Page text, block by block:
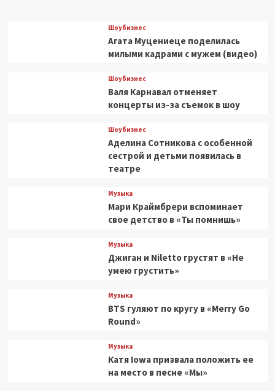
Шоубизнес
Агата Муцениеце поделилась
милыми кадрами с мужем (видео)
Шоубизнес
Валя Карнавал отменяет
концерты из-за съемок в шоу
Шоубизнес
Аделина Сотникова с особенной
сестрой и детьми появилась в
театре
Музыка
Мари Краймбрери вспоминает
свое детство в «Ты помнишь»
Музыка
Джиган и Niletto грустят в «Не
умею грустить»
Музыка
BTS гуляют по кругу в «Merry Go
Round»
Музыка
Катя Iowa призвала положить ее
на место в песне «Мы»